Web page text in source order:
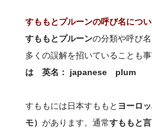
すももとプルーンの呼び名につ
すももとプルーンの分類や呼び
多くの誤解を招いていることも
は 英名： japanese plum
すももには日本すももと ヨーロ
モ）があります。通常すももと